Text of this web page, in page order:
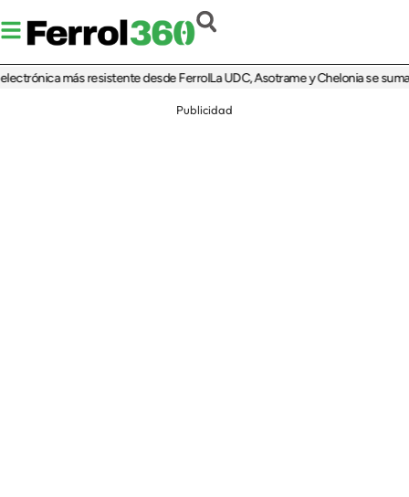
más resistente desde FerrolLa UDC, Asotrame y Chelonia se suman al
Publicidad